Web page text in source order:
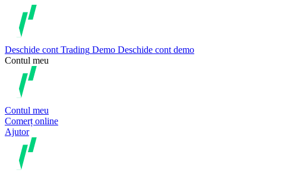
Deschide cont Trading Demo Deschide cont demo
Contul meu
Contul meu
Comerț online
Ajutor